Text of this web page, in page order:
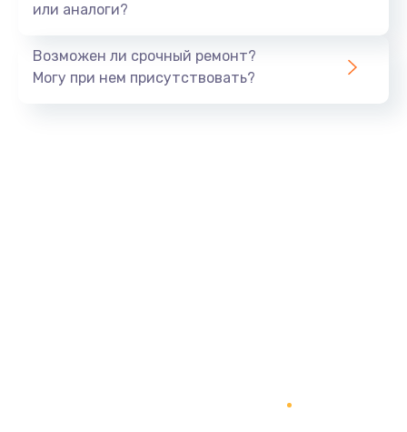
820 руб.
или аналоги?
Возможен ли срочный ремонт?
Могу при нем присутствовать?